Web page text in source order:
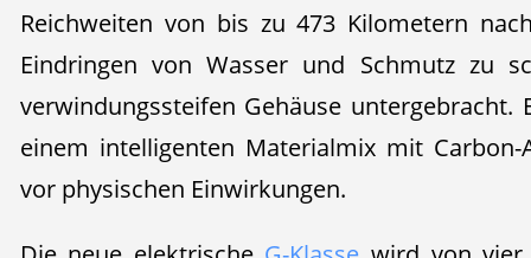
Reichweiten von bis zu 473 Kilometern
Eindringen von Wasser und Schmutz zu
verwindungssteifen Gehäuse untergebracht.
einem intelligenten Materialmix mit
vor physischen Einwirkungen.